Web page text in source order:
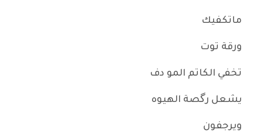
ماتكفيك
ورقة توت
تخفي الكاتم المو دف
يشعل رگصة الهيوه
ويرجفون